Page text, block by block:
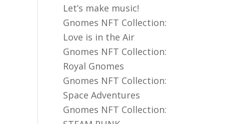
Let’s make music!
Gnomes NFT Collection:
Love is in the Air
Gnomes NFT Collection:
Royal Gnomes
Gnomes NFT Collection:
Space Adventures
Gnomes NFT Collection: